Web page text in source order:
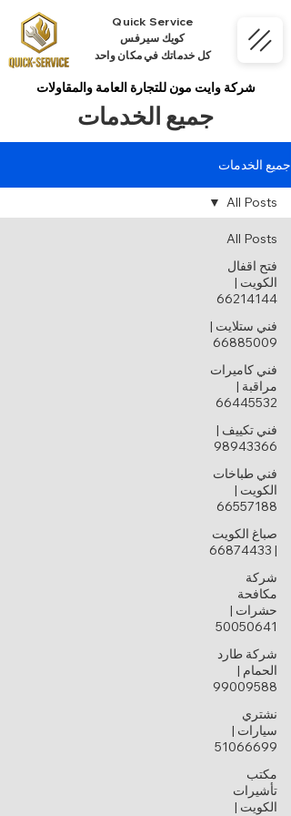
Quick Service
كويك سيرفس
كل خدماتك في مكان واحد
شركة وايت مون للتجارة العامة والمقاولات
جميع الخدمات
جميع الخدمات
All Posts
فتح اقفال
الكويت |
66214144
فني ستلايت |
66885009
فني كاميرات
مراقبة |
66445532
فني تكييف |
98943366
فني طباخات
الكويت |
66557188
صباغ الكويت
| 66874433
شركة
مكافحة
حشرات |
50050641
شركة طارد
الحمام |
99009588
نشتري
سيارات |
51066699
مكتب
تأشيرات
الكويت |
All Posts